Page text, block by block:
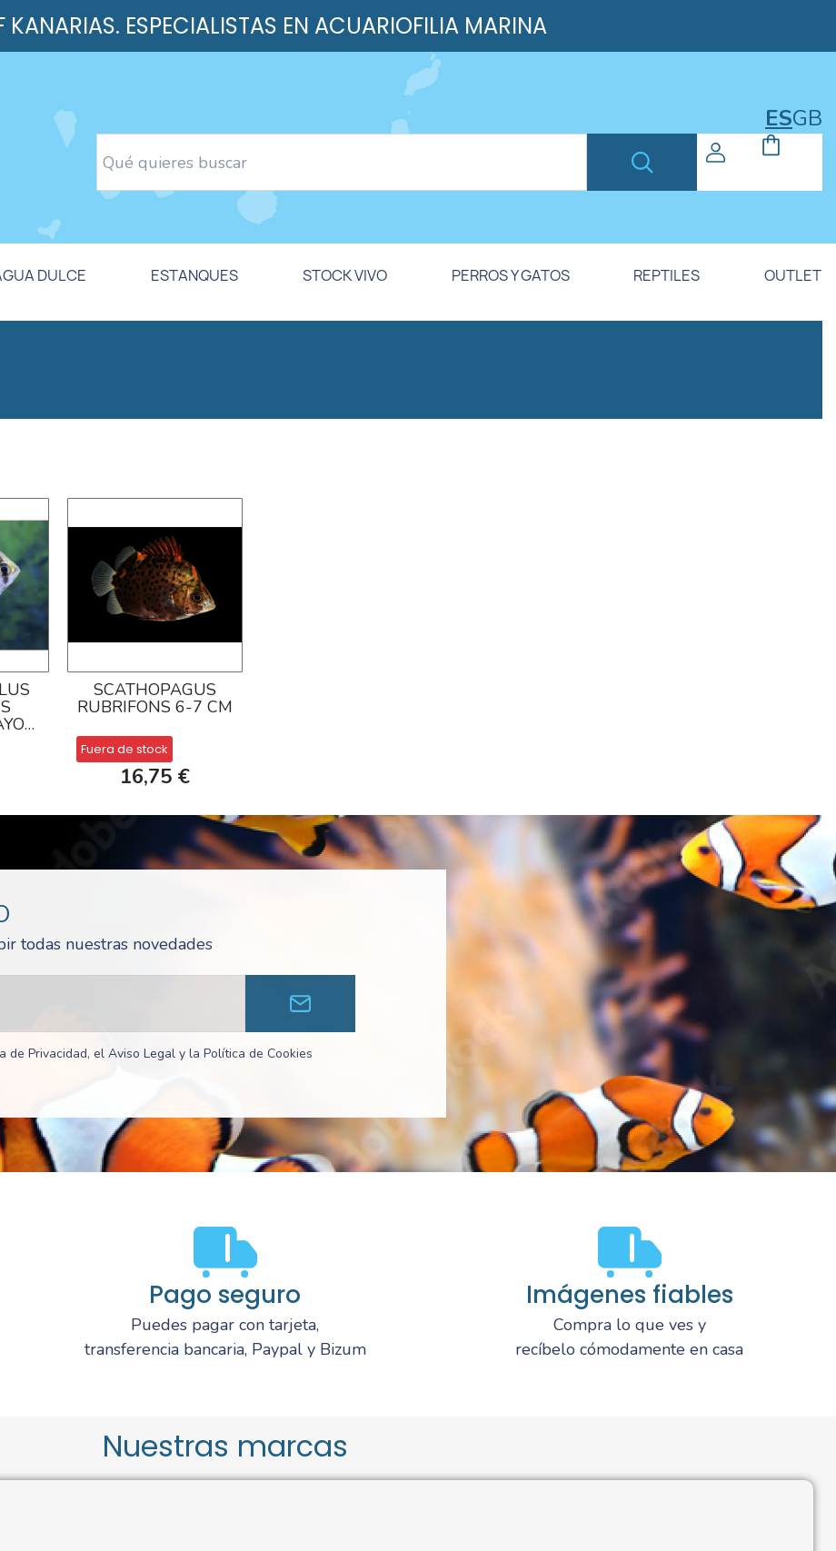
KANARIAS. ESPECIALISTAS EN ACUARIOFILIA MARINA
ESGB
DULCE ESTANQUES STOCK VIVO PERROS Y GATOS REPTILES OUTLET
SCATHOPAGUS
RUBRIFONS 6-7 CM
Fuera de stock
16,75 €
todas nuestras novedades
Privacidad, el Aviso Legal y la Política de Cookies
Pago seguro
Puedes pagar con tarjeta,
transferencia bancaria, Paypal y Bizum
Imágenes fiables
Compra lo que ves y
recíbelo cómodamente en casa
Nuestras marcas